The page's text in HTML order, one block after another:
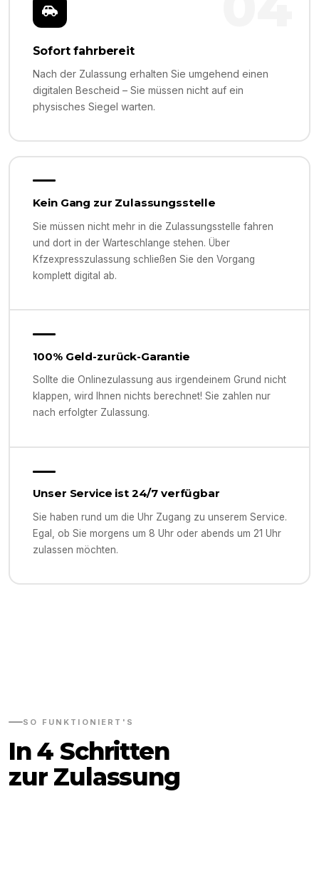
Sofort fahrbereit
Nach der Zulassung erhalten Sie umgehend einen
digitalen Bescheid – Sie müssen nicht auf ein
physisches Siegel warten.
Kein Gang zur Zulassungsstelle
Sie müssen nicht mehr in die Zulassungsstelle fahren
und dort in der Warteschlange stehen. Über
Kfzexpresszulassung schließen Sie den Vorgang
komplett digital ab.
100% Geld-zurück-Garantie
Sollte die Onlinezulassung aus irgendeinem Grund nicht
klappen, wird Ihnen nichts berechnet! Sie zahlen nur
nach erfolgter Zulassung.
Unser Service ist 24/7 verfügbar
Sie haben rund um die Uhr Zugang zu unserem Service.
Egal, ob Sie morgens um 8 Uhr oder abends um 21 Uhr
zulassen möchten.
SO FUNKTIONIERT'S
In 4 Schritten
zur Zulassung